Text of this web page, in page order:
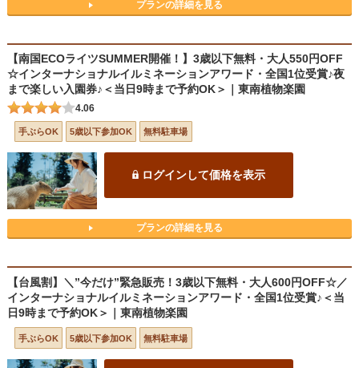
プランの詳細を見る
【南国ECOライツSUMMER開催！】3歳以下無料・大人550円OFF
☆インターナショナルイルミネーションアワード・全国1位受賞♪夜
まで楽しい入園券♪＜当日9時まで予約OK＞｜東南植物楽園
4.06
手ぶらOK 5歳以下参加OK 無料駐車場
ログインして価格を表示
プランの詳細を見る
【台風割】＼”今だけ”緊急販売！3歳以下無料・大人600円OFF☆／
インターナショナルイルミネーションアワード・全国1位受賞♪＜当
日9時まで予約OK＞｜東南植物楽園
手ぶらOK 5歳以下参加OK 無料駐車場